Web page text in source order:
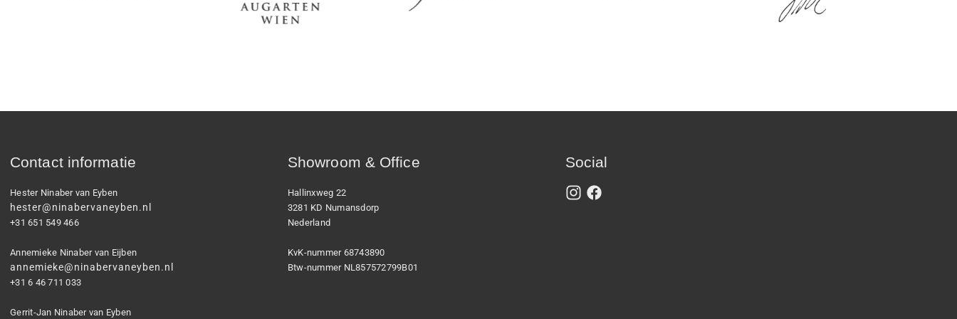
Contact informatie
Hester Ninaber van Eyben
hester@ninabervaneyben.nl
+31 651 549 466
Annemieke Ninaber van Eijben
annemieke@ninabervaneyben.nl
+31 6 46 711 033
Gerrit-Jan Ninaber van Eyben
Showroom & Office
Hallinxweg 22
3281 KD Numansdorp
Nederland
KvK-nummer 68743890
Btw-nummer NL857572799B01
Social